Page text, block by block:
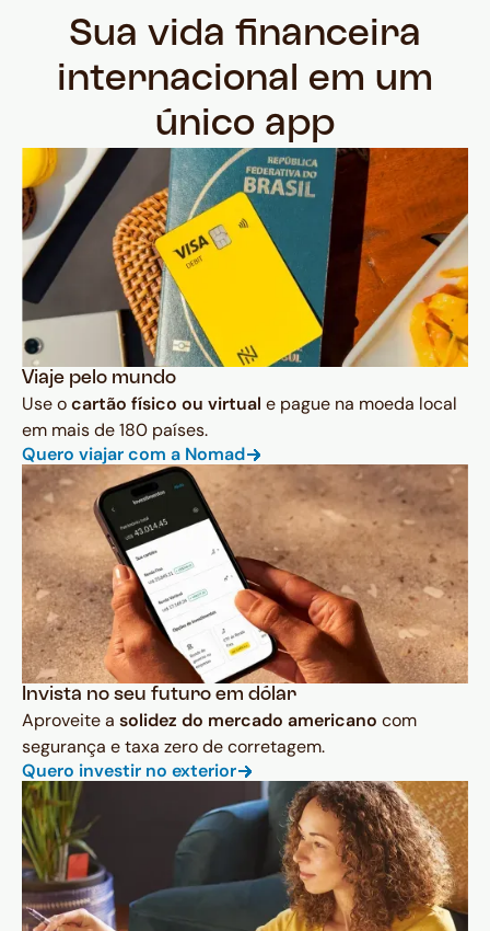
Sua vida financeira
internacional em um
único app
Viaje pelo mundo
Use ocartão físico ou virtual e pague na moeda local
em mais de 180 países.
Quero viajar com a Nomad
Invista no seu futuro em dólar
Aproveite a solidez do mercado americano com
segurança e taxa zero de corretagem.
Quero investir no exterior